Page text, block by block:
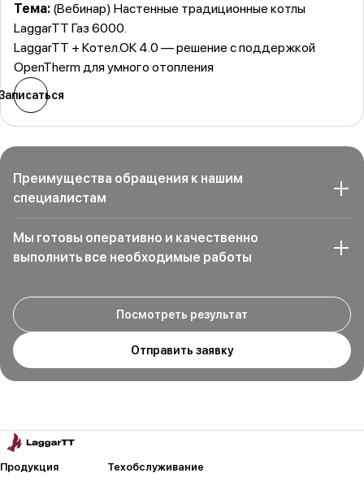
Тема: (Вебинар) Настенные традиционные котлы
LaggarTT Газ 6000.
LaggarTT + Котел.ОК 4.0 — решение с поддержкой
OpenTherm для умного отопления
Преимущества обращения к нашим
специалистам
Мы готовы оперативно и качественно
выполнить все необходимые работы
Посмотреть результат
Отправить заявку
Продукция Техобслуживание